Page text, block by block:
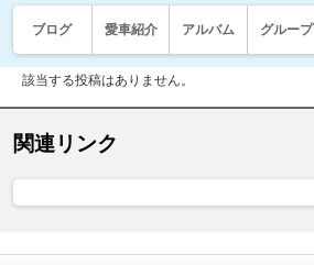
ブログ 愛車紹介 アルバム グループ
該当する投稿はありません。
関連リンク